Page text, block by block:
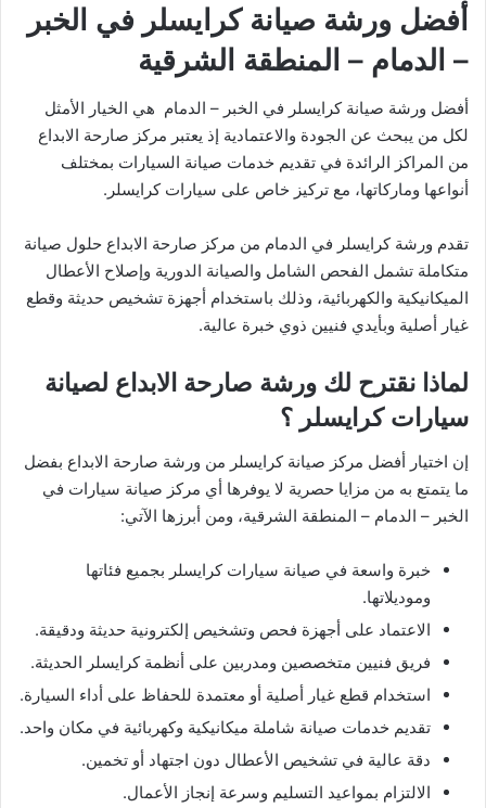
أفضل ورشة صيانة كرايسلر في الخبر
– الدمام – المنطقة الشرقية
أفضل ورشة صيانة كرايسلر في الخبر – الدمام هي الخيار الأمثل
لكل من يبحث عن الجودة والاعتمادية إذ يعتبر مركز صارحة الابداع
من المراكز الرائدة في تقديم خدمات صيانة السيارات بمختلف
أنواعها وماركاتها، مع تركيز خاص على سيارات كرايسلر.
تقدم ورشة كرايسلر في الدمام من مركز صارحة الابداع حلول صيانة
متكاملة تشمل الفحص الشامل والصيانة الدورية وإصلاح الأعطال
الميكانيكية والكهربائية، وذلك باستخدام أجهزة تشخيص حديثة وقطع
غيار أصلية وبأيدي فنيين ذوي خبرة عالية.
لماذا نقترح لك ورشة صارحة الابداع لصيانة
سيارات كرايسلر ؟
إن اختيار أفضل مركز صيانة كرايسلر من ورشة صارحة الابداع بفضل
ما يتمتع به من مزايا حصرية لا يوفرها أي مركز صيانة سيارات في
الخبر – الدمام – المنطقة الشرقية، ومن أبرزها الآتي:
خبرة واسعة في صيانة سيارات كرايسلر بجميع فئاتها
وموديلاتها.
الاعتماد على أجهزة فحص وتشخيص إلكترونية حديثة ودقيقة.
فريق فنيين متخصصين ومدربين على أنظمة كرايسلر الحديثة.
استخدام قطع غيار أصلية أو معتمدة للحفاظ على أداء السيارة.
تقديم خدمات صيانة شاملة ميكانيكية وكهربائية في مكان واحد.
دقة عالية في تشخيص الأعطال دون اجتهاد أو تخمين.
الالتزام بمواعيد التسليم وسرعة إنجاز الأعمال.